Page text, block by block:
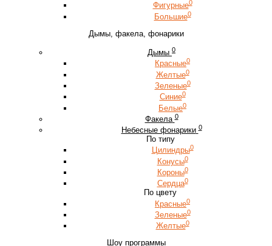
Фигурные0
Большие0
Дымы, факела, фонарики
Дымы 0
Красные0
Желтые0
Зеленые0
Синие0
Белые0
Факела 0
Небесные фонарики 0
По типу
Цилиндры0
Конусы0
Короны0
Сердца0
По цвету
Красные0
Зеленые0
Желтые0
Шоу программы